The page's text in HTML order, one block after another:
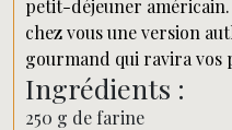
petit-déjeuner
chez vous une version
gourmand qui ravira vos
Ingrédients :
250 g de farine